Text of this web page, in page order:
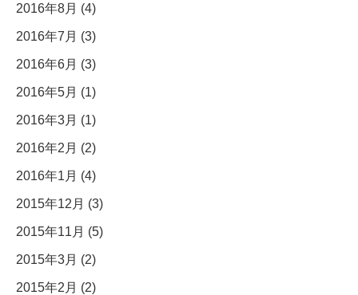
2016年8月 (4)
2016年7月 (3)
2016年6月 (3)
2016年5月 (1)
2016年3月 (1)
2016年2月 (2)
2016年1月 (4)
2015年12月 (3)
2015年11月 (5)
2015年3月 (2)
2015年2月 (2)